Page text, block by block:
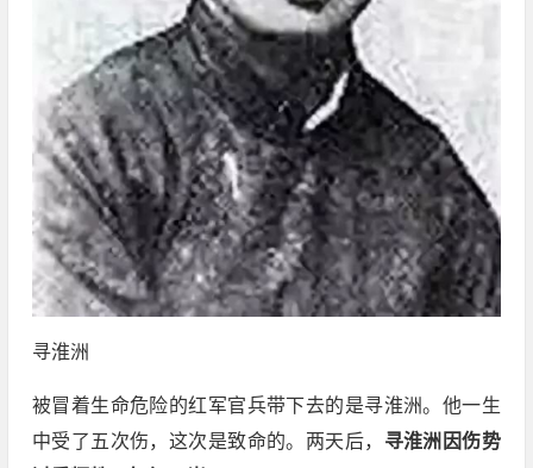
寻淮洲
被冒着生命危险的红军官兵带下去的是寻淮洲。他一生
中受了五次伤，这次是致命的。两天后， 寻淮洲因伤势